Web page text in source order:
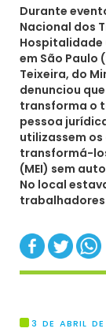
Durante
Nacional dos
Hospitalidade
em São Paulo
Teixeira, do
denunciou
transforma o
pessoa
utilizassem
transformá-
(MEI) sem
No local
trabalhadores
3 DE ABRIL